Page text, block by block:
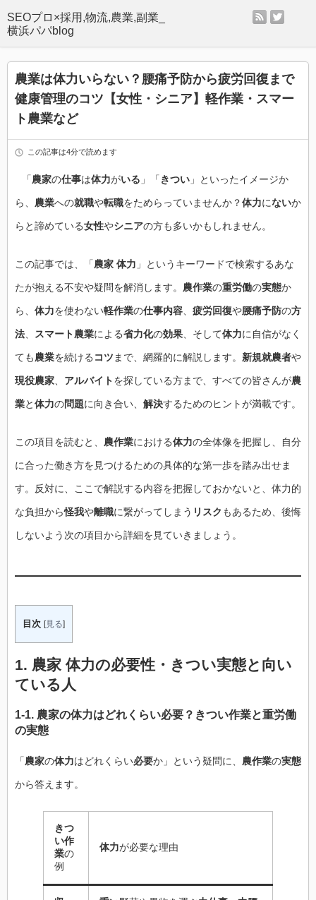
SEOプロ×採用,物流,農業,副業_
横浜パパblog
rss
農業は体力いらない？腰痛予防から疲労回復まで
健康管理のコツ【女性・シニア】軽作業・スマー
ト農業など
この記事は4分で読めます
「農家の仕事は体力がいる 」「 きつい 」といったイメージか
ら、 農業への就職や転職をためらっていませんか？体力にないか
らと諦めている女性やシニアの方も多いかもしれません。
この記事では、「農家 体力 」というキーワードで検索するあな
たが抱える不安や疑問を解消します。 農作業の重労働の実態か
ら、 体力を使わない軽作業の仕事内容 疲労回復や腰痛予防の方
法 スマート農業による省力化の効果 、そして体力に自信がなく
ても農業を続ける コツ まで、網羅的に解説します。 新規就農者や
現役農家 アルバイトを探している方まで、すべての皆さんが農
業と体力の問題に向き合い、 解決するためのヒントが満載です。
この項目を読むと、 農作業における体力の全体像を把握し、自分
に合った働き方を見つけるための具体的な第一歩を踏み出せま
す。反対に、ここで解説する内容を把握しておかないと、体力的
な負担から怪我や離職に繋がってしまう リスク もあるため、後悔
しないよう次の項目から詳細を見ていきましょう。
目次 [見る]
1. 農家 体力の必要性・ きつい実態と 向い
ている人
1-1. 農家の体力はどれくらい必要 ？ きつい作業と重労働
の実態
「農家の体力はどれくらい必要か」という疑問に、 農作業の実態
から答えます。
きつ
い作
業の
例
体力が必要な理由